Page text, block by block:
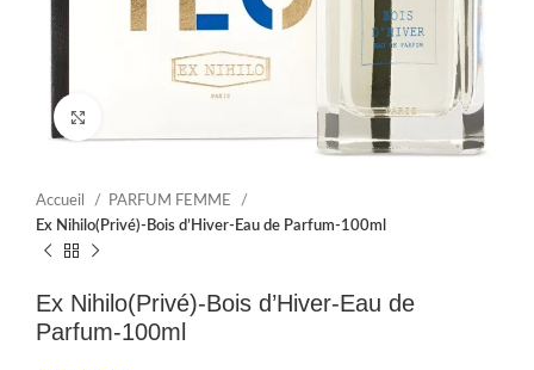
Accueil
PARFUM FEMME
Ex Nihilo(Privé)-Bois d’Hiver-Eau de Parfum-100ml
Ex Nihilo(Privé)-Bois d’Hiver-Eau de
Parfum-100ml